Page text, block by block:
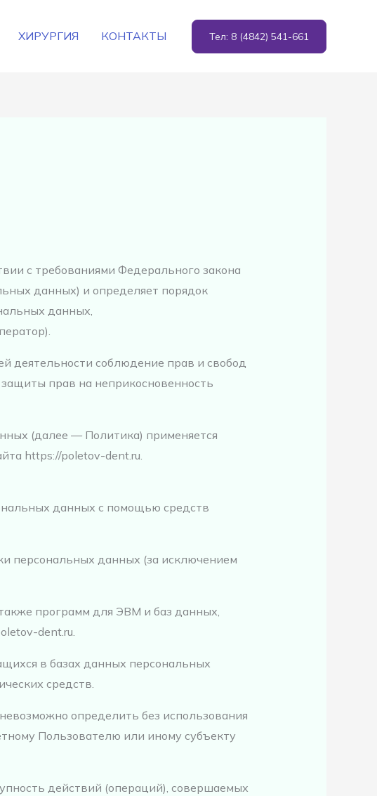
ХИРУРГИЯ КОНТАКТЫ Тел: 8 (4842) 541-661
с требованиями Федерального закона
данных) и определяет порядок
данных,
деятельности соблюдение прав и свобод
прав на неприкосновенность
(далее — Политика) применяется
https://poletov-dent.ru.
данных с помощью средств
персональных данных (за исключением
программ для ЭВМ и баз данных,
dent.ru.
в базах данных персональных
средств.
определить без использования
Пользователю или иному субъекту
действий (операций), совершаемых